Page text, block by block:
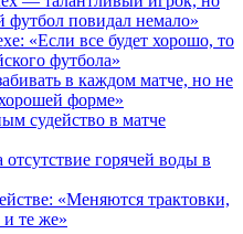
футбол повидал немало»
«Если все будет хорошо, то
футбола»
в каждом матче, но не
форме»
судейство в матче
отсутствие горячей воды в
«Меняются трактовки,
те же»